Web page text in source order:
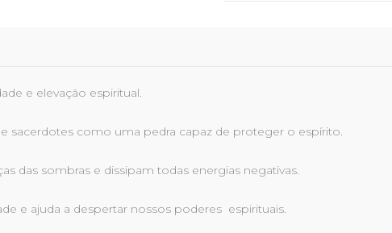
e elevação espiritual.
sacerdotes como uma pedra capaz de proteger o espírito.
das sombras e dissipam todas energias negativas.
e ajuda a despertar nossos poderes espirituais.